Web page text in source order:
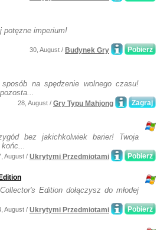
potęzne imperium!
Pobierz
30, August / Budynek Gry
na spędzenie wolnego czasu!
Zagraj
28, August / Gry Typu Mahjong
bez jakichkolwiek barier! Twoja
Pobierz
August / Ukrytymi Przedmiotami
Edition dołączysz do młodej
Pobierz
August / Ukrytymi Przedmiotami